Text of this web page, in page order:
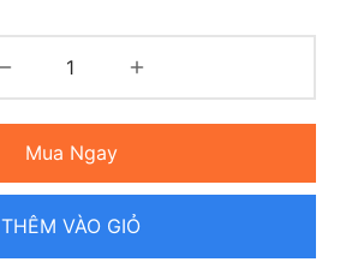
Mua Ngay
THÊM VÀO GIỎ